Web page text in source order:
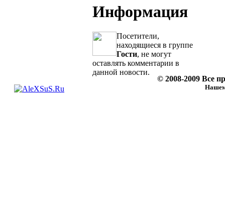
Информация
Посетители,
находящиеся в группе
Гости, не могут
оставлять комментарии в
данной новости.
© 2008-2009 Все